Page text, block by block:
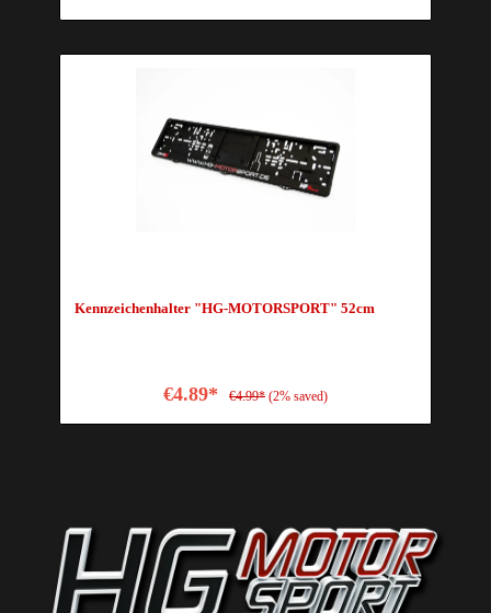
Kennzeichenhalter "HG-MOTORSPORT" 52cm
€4.89* €4.99* (2% saved)